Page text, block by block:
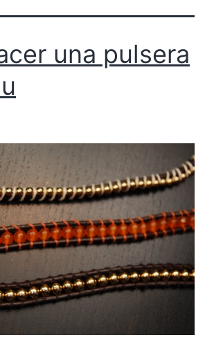
una pulsera